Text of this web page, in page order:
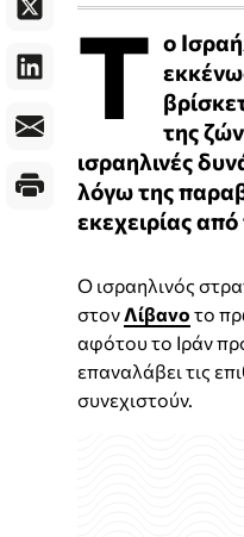
Τ ο
της
ισραηλινές
λόγω της
εκεχειρίας
Ο ισραηλινός
στον Λίβανο το
αφότου το Ιράν
επαναλάβει τις
συνεχιστούν.